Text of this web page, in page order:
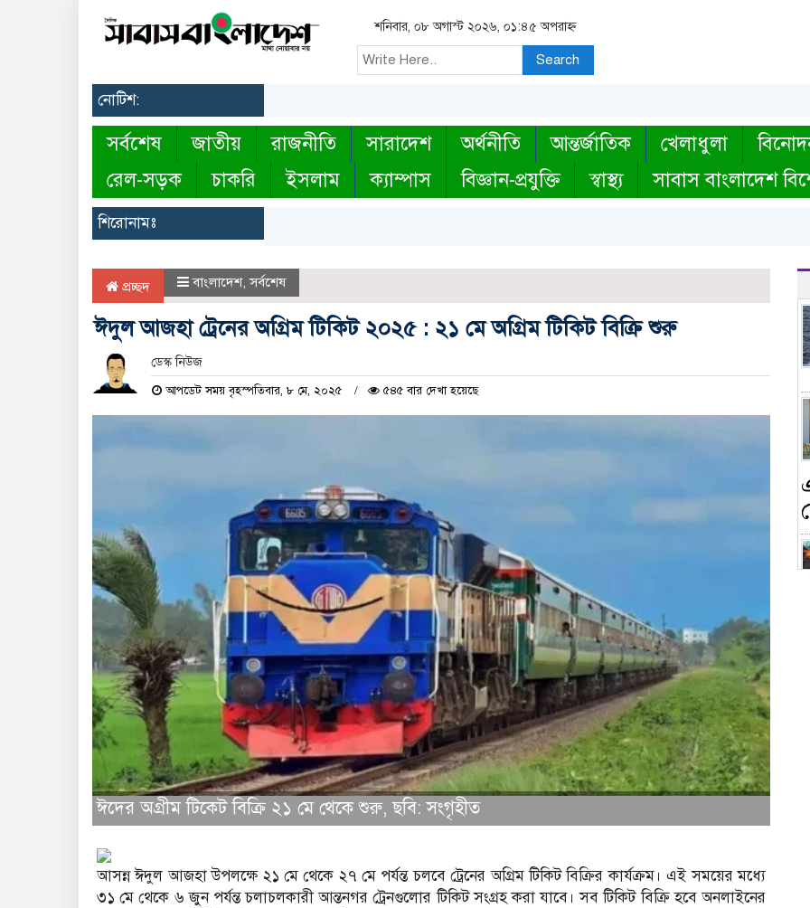
শনিবার, ০৮ অগাস্ট ২০২৬, ০১:৪৫ অপরাহ্ন
Search
নোটিশ:
সর্বশেষ জাতীয় রাজনীতি সারাদেশ অর্থনীতি আন্তর্জাতিক খেলাধুলা
রেল-সড়ক
চাকরি ইসলাম ক্যাম্পাস বিজ্ঞান-প্রযুক্তি স্বাস্থ্য সাবাস বাংলাদেশ
শিরোনামঃ
প্রচ্ছদ বাংলাদেশ,সর্বশেষ
ঈদুল আজহা ট্রেনের অগ্রিম টিকিট ২০২৫ : ২১ মে অগ্রিম টিকিট বিক্রি শুরু
ডেস্ক নিউজ
আপডেট সময় বৃহস্পতিবার, ৮ মে, ২০২৫ ৫৪৫ বার দেখা হয়েছে
ঈদের অগ্রীম টিকেট বিক্রি ২১ মে থেকে শুরু, ছবি: সংগৃহীত
আসন্ন ঈদুল আজহা উপলক্ষে ২১ মে থেকে ২৭ মে পর্যন্ত চলবে ট্রেনের অগ্রিম টিকিট বিক্রির কার্যক্রম। এই সময়ের মধ্যে
৩১ মে থেকে ৬ জুন পর্যন্ত চলাচলকারী আন্তনগর ট্রেনগুলোর টিকিট সংগ্রহ করা যাবে। সব টিকিট বিক্রি হবে অনলাইনের